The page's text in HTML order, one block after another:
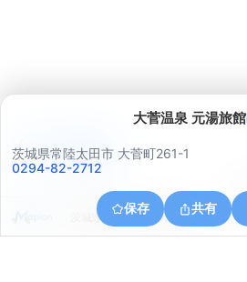
大菅温泉 元湯旅館
茨城県常陸太田市 大菅町261-1
0294-82-2712
保存 共有
茨城県常陸太田市天下野町
アプリで見る